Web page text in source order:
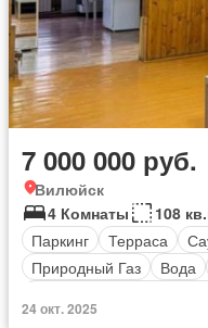
7 000 000 руб.
Вилюйск
4 Комнаты
108
Паркинг
Терраса
Природный Газ
Вода
24 окт. 2025